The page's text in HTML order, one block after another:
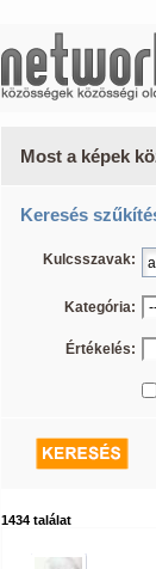
Most a képek
Keresés
Kulcsszavak:
Kategória:
Értékelés:
1434 találat